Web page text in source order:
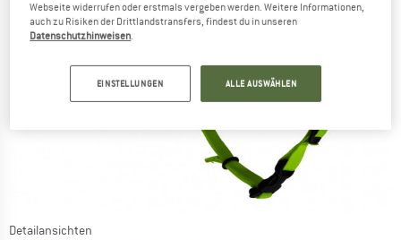
Detailansichten
Webseite widerrufen oder erstmals vergeben werden. Weitere Informationen,
auch zu Risiken der Drittlandstransfers, findest du in unseren
Datenschutzhinweisen.
EINSTELLUNGEN ALLE AUSWÄHLEN